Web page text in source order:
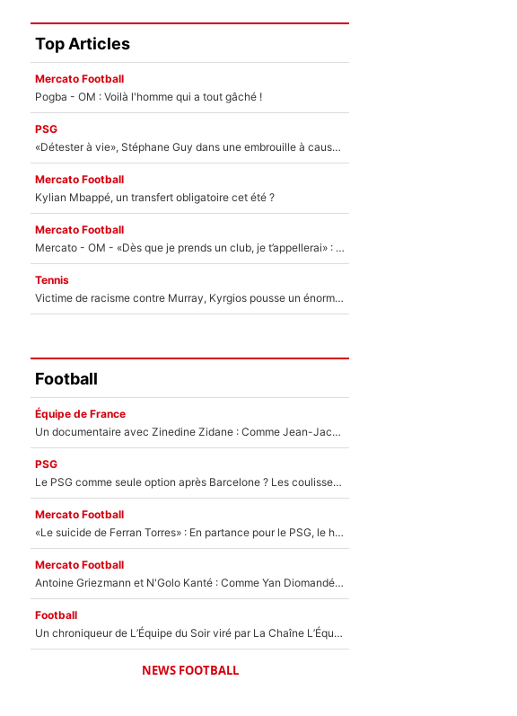
Top Articles
Mercato Football
Pogba - OM : Voilà l'homme qui a tout gâché !
PSG
«Détester à vie», Stéphane Guy dans une embrouille à cause du PSG !
Mercato Football
Kylian Mbappé, un transfert obligatoire cet été ?
Mercato Football
Mercato - OM - «Dès que je prends un club, je t’appellerai» : La promesse de Marcelino au moment de claquer la porte
Tennis
Victime de racisme contre Murray, Kyrgios pousse un énorme coup de gueule !
Football
Équipe de France
Un documentaire avec Zinedine Zidane : Comme Jean-Jacques Goldman et Mylène Farmer, le nouveau sélectionneur de l'équipe de France a recalé une journaliste très connue
PSG
Le PSG comme seule option après Barcelone ? Les coulisses de la signature historique de Lionel Messi sont révélées au grand jour !
Mercato Football
«Le suicide de Ferran Torres» : En partance pour le PSG, le héros de la finale de la Coupe du monde s'attire les foudres de la presse espagnole !
Mercato Football
Antoine Griezmann et N'Golo Kanté : Comme Yan Diomandé, les deux champions du monde ont refusé de signer au PSG !
Football
Un chroniqueur de L’Équipe du Soir viré par La Chaîne L’Équipe : Même Olivier Ménard n’avait pas pu empêcher son départ, «je l’ai appris sur Twitter, je l’ai vécu assez mal»
NEWS FOOTBALL